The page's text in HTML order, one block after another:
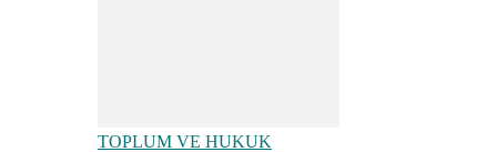
TOPLUM VE HUKUK